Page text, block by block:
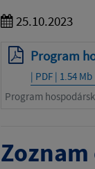
25.10.2023
Program
| PDF | 1.54 Mb
Program